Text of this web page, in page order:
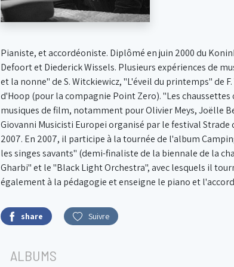
Pianiste, et accordéoniste. Diplômé en juin 2000 du
Defoort et Diederick Wissels. Plusieurs expériences de
et la nonne" de S. Witckiewicz, "L'éveil du printemps" de
d'Hoop (pour la compagnie Point Zero). "Les
musiques de film, notamment pour Olivier Meys, Joëlle
Giovanni Musicisti Europei organisé par le festival
2007. En 2007, il participe à la tournée de l'album
les singes savants" (demi-finaliste de la biennale de la
Gharbi" et le "Black Light Orchestra", avec lesquels il
également à la pédagogie et enseigne le piano et
share Suivre
ALBUMS